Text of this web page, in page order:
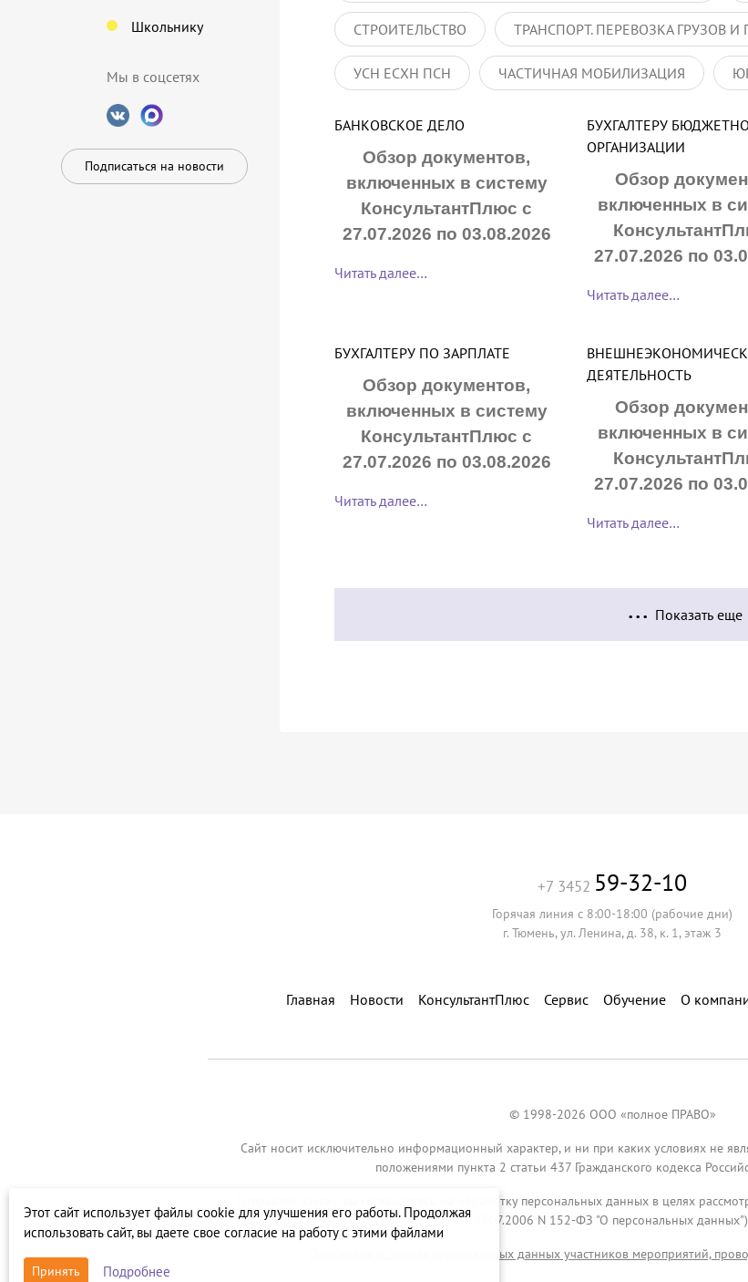
Школьнику
Мы в соцсетях
Подписаться на новости
СТРОИТЕЛЬСТВО ТРАНСПОРТ. ПЕРЕВОЗКА ГРУЗОВ
УСН ЕСХН ПСН ЧАСТИЧНАЯ МОБИЛИЗАЦИЯ
БАНКОВСКОЕ ДЕЛО
Обзор документов,
включенных в систему
КонсультантПлюс с
27.07.2026 по 03.08.2026
Читать далее…
БУХГАЛТЕРУ
ОРГАНИЗАЦИИ
Обзор
включенных в
27.07.2026 по
Читать далее…
БУХГАЛТЕРУ ПО ЗАРПЛАТЕ
Обзор документов,
включенных в систему
КонсультантПлюс с
27.07.2026 по 03.08.2026
Читать далее…
ДЕЯТЕЛЬНОСТЬ
Обзор
включенных в
27.07.2026 по
Читать далее…
Показать еще
+7 3452 59-32-10
Горячая линия с 8:00-18:00 (рабочие дни)
г. Тюмень, ул. Ленина, д. 38, к. 1, этаж 3
Главная Новости КонсультантПлюс Сервис Обучение О
© 1998-2026 ООО «полное ПРАВО»
Сайт носит исключительно информационный характер, и ни при каких условиях не
положениями пункта 2 статьи 437 Гражданского кодекса
Отправляя заявку, вы соглашаетесь на обработку персональных данных в целях
27.07.2006 N 152-ФЗ "О персональных
Положение о защите персональных данных участников мероприятий,
Этот сайт использует файлы cookie для улучшения его работы. Продолжая
использовать сайт, вы даете свое согласие на работу с этими файлами
Принять Подробнее